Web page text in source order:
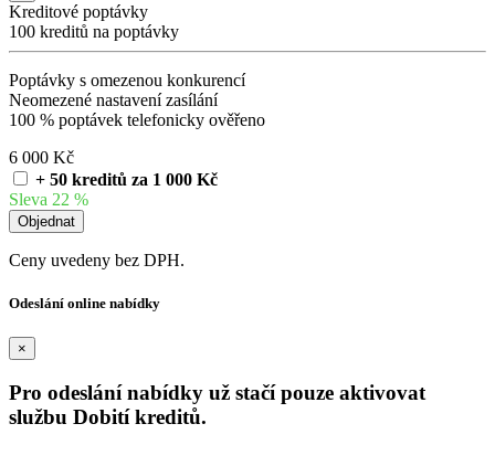
Kreditové poptávky
100 kreditů na poptávky
Poptávky s omezenou konkurencí
Neomezené nastavení zasílání
100 % poptávek telefonicky ověřeno
6 000 Kč
+ 50 kreditů za 1 000 Kč
Sleva 22 %
Ceny uvedeny bez DPH.
Odeslání online nabídky
×
Pro odeslání nabídky už stačí pouze aktivovat
službu Dobití kreditů.